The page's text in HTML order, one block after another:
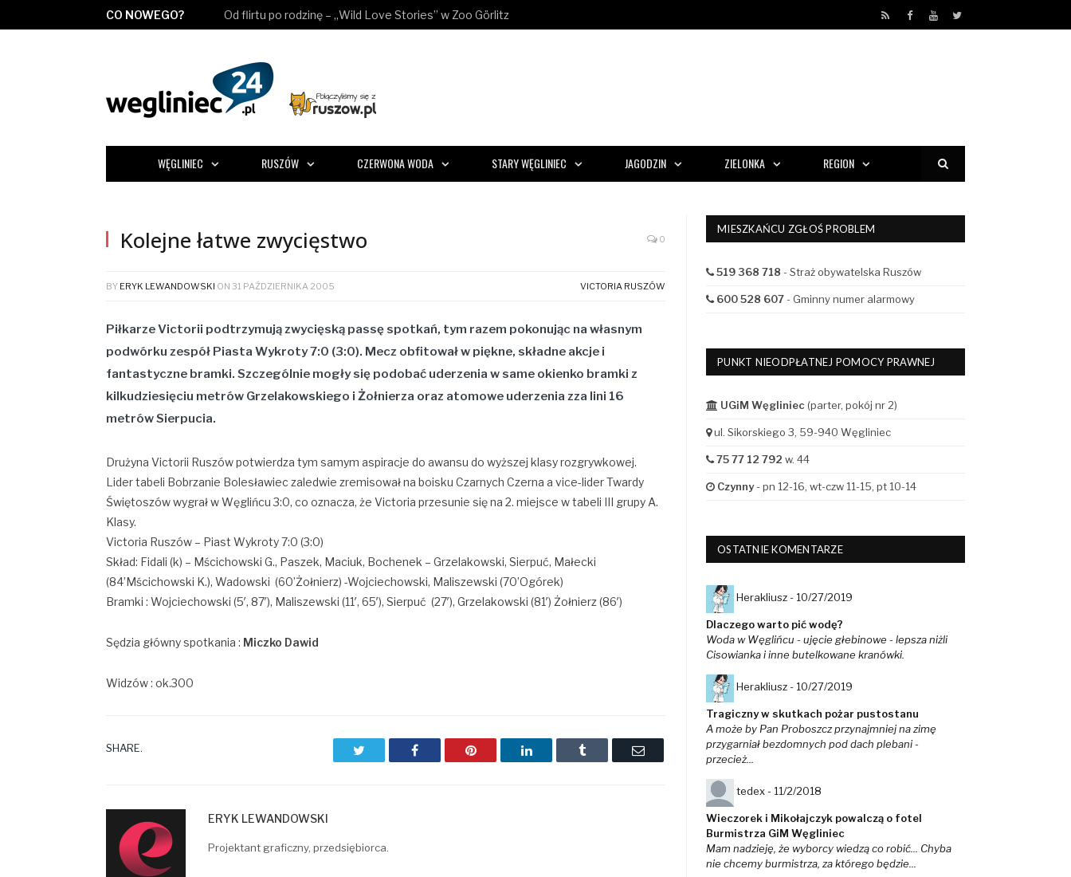
CO NOWEGO? Od flirtu po rodzinę – „Wild Love Stories” w Zoo Görlitz RSS Facebook
YouTube
Twitter
WĘGLINIEC RUSZÓW CZERWONA WODA STARY WĘGLINIEC JAGODZIN ZIELONKA REGION
Kolejne łatwe zwycięstwo 0
BY ERYK LEWANDOWSKI ON 31 PAŹDZIERNIKA 2005 VICTORIA RUSZÓW
Piłkarze Victorii podtrzymują zwycięską passę spotkań, tym razem pokonując na własnym
podwórku zespół Piasta Wykroty 7:0 (3:0). Mecz obfitował w piękne, składne akcje i
fantastyczne bramki. Szczególnie mogły się podobać uderzenia w same okienko bramki z
kilkudziesięciu metrów Grzelakowskiego i Żołnierza oraz atomowe uderzenia zza lini 16
metrówSierpucia.
Drużyna Victorii Ruszów potwierdza tym samym aspiracje do awansu do wyższej klasy rozgrywkowej.
Lider tabeli Bobrzanie Bolesławiec zaledwie zremisował na boisku Czarnych Czerna a vice-lider Twardy
Świętoszów wygrał w Węglińcu 3:0, co oznacza, że Victoria przesunie się na 2. miejsce w tabeli III grupy A.
Klasy.
Victoria Ruszów – Piast Wykroty 7:0 (3:0)
Skład: Fidali (k) – Mścichowski G., Paszek, Maciuk, Bochenek – Grzelakowski, Sierpuć, Małecki
(84’Mścichowski K.), Wadowski (60’Żołnierz) -Wojciechowski, Maliszewski (70’Ogórek)
Bramki : Wojciechowski (5′, 87′), Maliszewski (11′, 65′), Sierpuć (27′), Grzelakowski (81′) Żołnierz (86′)
Sędzia główny spotkania : Miczko Dawid
Widzów : ok.300
SHARE. TwitterFacebookPinterestLinkedInTumblr Email
ERYK LEWANDOWSKI
Projektant graficzny, przedsiębiorca.
MIESZKAŃCU ZGŁOŚ PROBLEM
519 368 718 - Straż obywatelska Ruszów
600 528 607- Gminny numer alarmowy
PUNKT NIEODPŁATNEJ POMOCY PRAWNEJ
UGiM Węgliniec (parter, pokój nr 2)
ul. Sikorskiego 3, 59-940 Węgliniec
75 77 12 792 w. 44
Czynny- pn 12-16, wt-czw 11-15, pt 10-14
OSTATNIE KOMENTARZE
Herakliusz - 10/27/2019
Dlaczego warto pić wodę?
Woda w Węglińcu - ujęcie głebinowe - lepsza niżli
Cisowianka i inne butelkowane kranówki.
Herakliusz - 10/27/2019
Tragiczny w skutkach pożar pustostanu
A może by Pan Proboszcz przynajmniej na zimę
przygarniał bezdomnych pod dach plebani -
przecież...
tedex - 11/2/2018
Wieczorek i Mikołajczyk powalczą o fotel
Burmistrza GiM Węgliniec
Mam nadzieję, że wyborcy wiedzą co robić... Chyba
nie chcemy burmistrza, za którego będzie...